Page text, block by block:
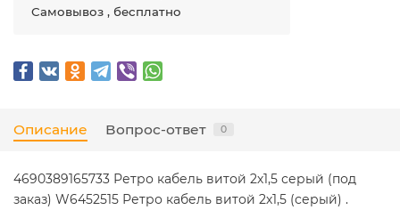
Самовывоз , бесплатно
Описание Вопрос-ответ 0
4690389165733 Ретро кабель витой 2х1,5 серый (под
заказ) W6452515 Ретро кабель витой 2х1,5 (серый) .